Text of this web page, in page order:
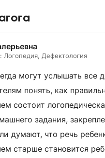
Логопедия, Дефектология
могут услышать все
понять, как
состоит
задания,
думают, что речь
старше становится